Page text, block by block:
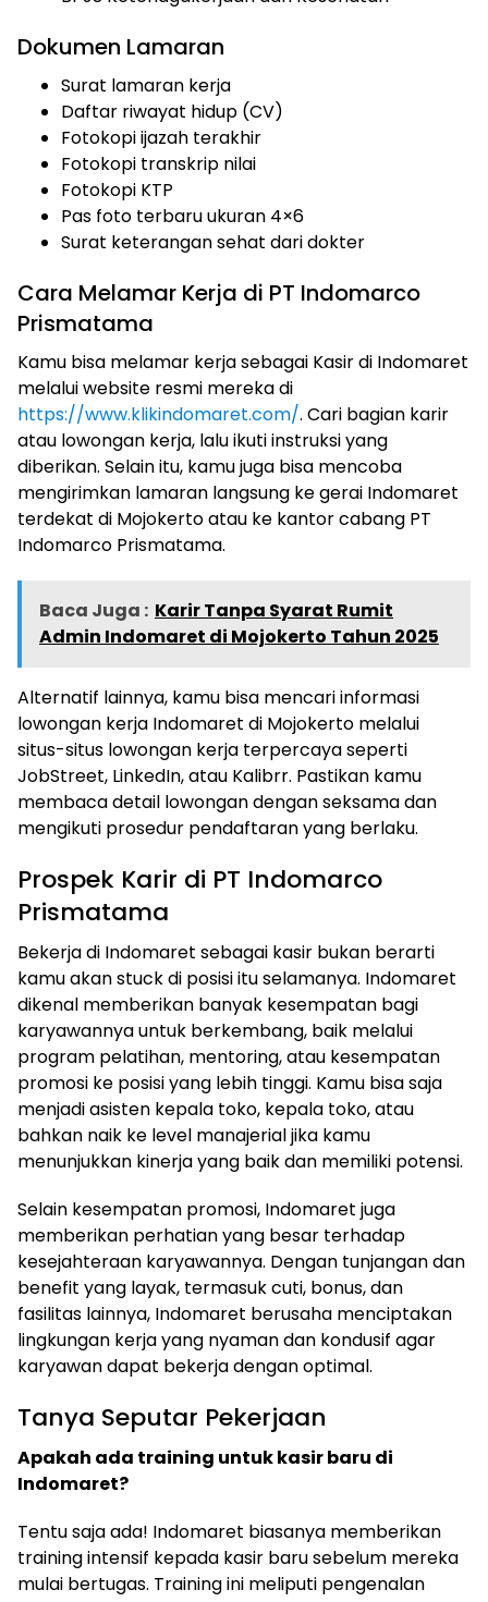
Dokumen Lamaran
Surat lamaran kerja
Daftar riwayat hidup (CV)
Fotokopi ijazah terakhir
Fotokopi transkrip nilai
Fotokopi KTP
Pas foto terbaru ukuran 4×6
Surat keterangan sehat dari dokter
Cara Melamar Kerja di PT Indomarco
Prismatama
Kamu bisa melamar kerja sebagai Kasir di Indomaret
melalui website resmi mereka di
https://www.klikindomaret.com/. Cari bagian karir
atau lowongan kerja, lalu ikuti instruksi yang
diberikan. Selain itu, kamu juga bisa mencoba
mengirimkan lamaran langsung ke gerai Indomaret
terdekat di Mojokerto atau ke kantor cabang PT
Indomarco Prismatama.
Baca Juga : Karir Tanpa Syarat Rumit
Admin Indomaret di Mojokerto Tahun 2025
Alternatif lainnya, kamu bisa mencari informasi
lowongan kerja Indomaret di Mojokerto melalui
situs-situs lowongan kerja terpercaya seperti
JobStreet, LinkedIn, atau Kalibrr. Pastikan kamu
membaca detail lowongan dengan seksama dan
mengikuti prosedur pendaftaran yang berlaku.
Prospek Karir di PT Indomarco
Prismatama
Bekerja di Indomaret sebagai kasir bukan berarti
kamu akan stuck di posisi itu selamanya. Indomaret
dikenal memberikan banyak kesempatan bagi
karyawannya untuk berkembang, baik melalui
program pelatihan, mentoring, atau kesempatan
promosi ke posisi yang lebih tinggi. Kamu bisa saja
menjadi asisten kepala toko, kepala toko, atau
bahkan naik ke level manajerial jika kamu
menunjukkan kinerja yang baik dan memiliki potensi.
Selain kesempatan promosi, Indomaret juga
memberikan perhatian yang besar terhadap
kesejahteraan karyawannya. Dengan tunjangan dan
benefit yang layak, termasuk cuti, bonus, dan
fasilitas lainnya, Indomaret berusaha menciptakan
lingkungan kerja yang nyaman dan kondusif agar
karyawan dapat bekerja dengan optimal.
Tanya Seputar Pekerjaan
Apakah ada training untuk kasir baru di
Indomaret?
Tentu saja ada! Indomaret biasanya memberikan
training intensif kepada kasir baru sebelum mereka
mulai bertugas. Training ini meliputi pengenalan